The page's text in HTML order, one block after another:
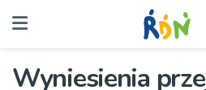
Wyniesienia